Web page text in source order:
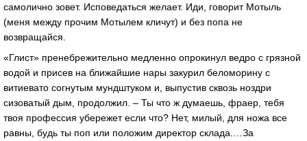
самолично зовет. Исповедаться желает. Иди, говорит Мотыль
(меня между прочим Мотылем кличут) и без попа не
возвращайся.
«Глист» пренебрежительно медленно опрокинул ведро с грязной
водой и присев на ближайшие нары закурил беломорину с
витиевато согнутым мундштуком и, выпустив сквозь ноздри
сизоватый дым, продолжил. – Ты что ж думаешь, фраер, тебя
твоя профессия убережет если что? Нет, милый, для ножа все
равны, будь ты поп или положим директор склада.…За